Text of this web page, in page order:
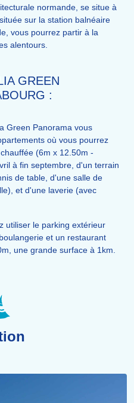
normande, se situe à
située sur la station balnéaire
vous pourrez partir à la
alentours.
GREEN
:
Green Panorama vous
où vous pourrez
(6m x 12.50m -
à fin septembre, d'un terrain
de table, d'une salle de
et d'une laverie (avec
utiliser le parking extérieur
et un restaurant
une grande surface à 1km.